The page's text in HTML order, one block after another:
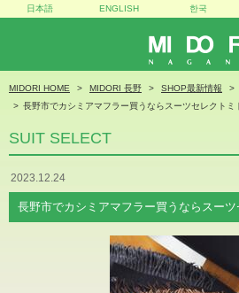
MIDORI
日本語 ENGLISH 한국
MIDORI HOME MIDORI 長野 SHOP最新情報
長野市でカシミアマフラー買うならスーツセレクトミ
SUIT SELECT
2023.12.24
長野市でカシミアマフラー買うならスー